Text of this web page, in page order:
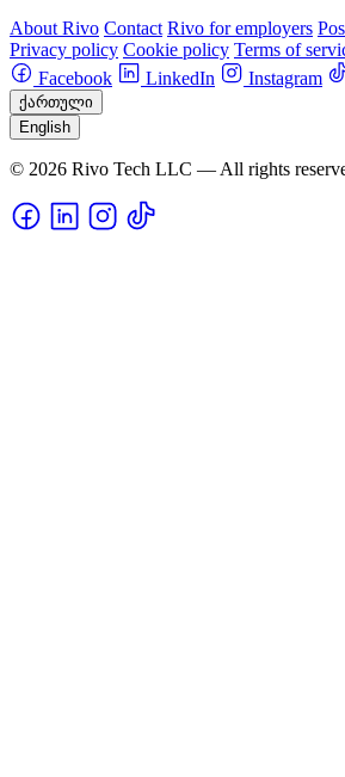
About Rivo Contact Rivo for employers
Privacy policy Cookie policy Terms of
Facebook
LinkedIn Instagram
ქართული
English
© 2026 Rivo Tech LLC — All rights